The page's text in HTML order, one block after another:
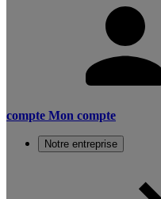
compte Mon compte
Notre entreprise